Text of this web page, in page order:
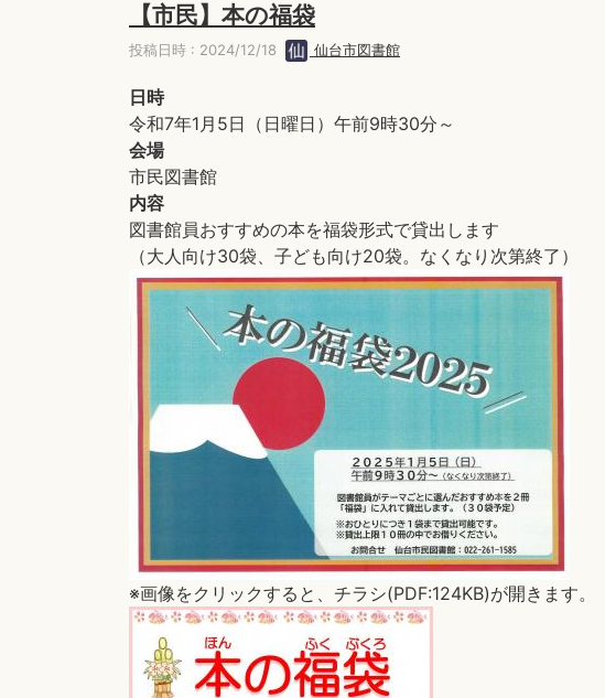
【市民】本の福袋
投稿日時 : 2024/12/18 仙台市図書館
日時
令和7年1月5日（日曜日）午前9時30分～
会場
市民図書館
内容
図書館員おすすめの本を福袋形式で貸出します
（大人向け30袋、子ども向け20袋。なくなり次第終了）
※画像をクリックすると、チラシ(PDF:124KB)が開きます。